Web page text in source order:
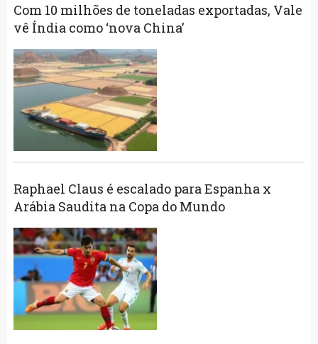
Com 10 milhões de toneladas exportadas, Vale
vê Índia como ‘nova China’
Raphael Claus é escalado para Espanha x
Arábia Saudita na Copa do Mundo